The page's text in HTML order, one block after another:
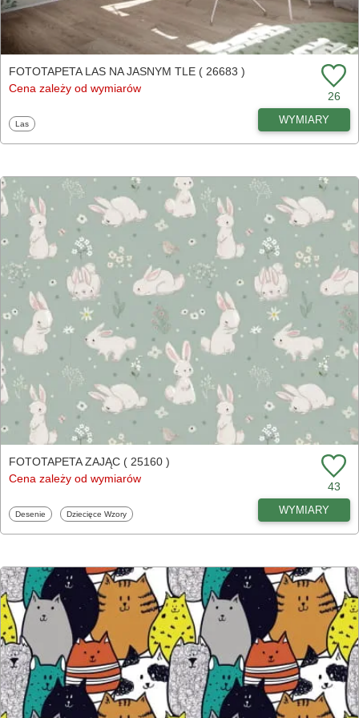
FOTOTAPETA LAS NA JASNYM TLE ( 26683 )
Cena zależy od wymiarów
26
Fototapety
Las WYMIARY
FOTOTAPETA ZAJĄC ( 25160 )
Cena zależy od wymiarów
43
Fototapety
Desenie Fototapety
Dziecięce Wzory WYMIARY